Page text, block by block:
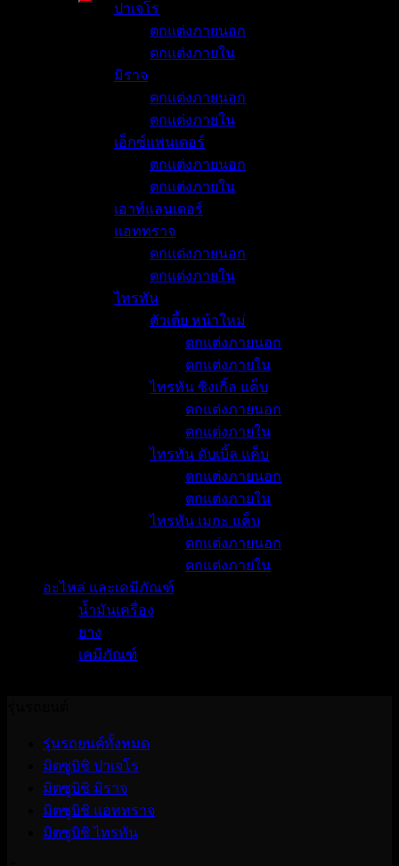
ปาเจโร
ตกแต่งภายนอก
ตกแต่งภายใน
มิราจ
ตกแต่งภายนอก
ตกแต่งภายใน
เอ็กซ์แพนเดอร์
ตกแต่งภายนอก
ตกแต่งภายใน
เอาท์แลนเดอร์
แอททราจ
ตกแต่งภายนอก
ตกแต่งภายใน
ไทรทัน
ตัวเตี้ย หน้าใหม่
ตกแต่งภายนอก
ตกแต่งภายใน
ไทรทัน ซิงเกิ้ล แค็บ
ตกแต่งภายนอก
ตกแต่งภายใน
ไทรทัน ดับเบิ้ล แค็บ
ตกแต่งภายนอก
ตกแต่งภายใน
ไทรทัน เมกะ แค็บ
ตกแต่งภายนอก
ตกแต่งภายใน
อะไหล่ และเคมีภัณฑ์
น้ำมันเครื่อง
ยาง
เคมีภัณฑ์
รุ่นรถยนต์ทั้งหมด
มิตซูบิชิ ปาเจโร
มิตซูบิชิ มิราจ
มิตซูบิชิ แอททราจ
มิตซูบิชิ ไทรทัน